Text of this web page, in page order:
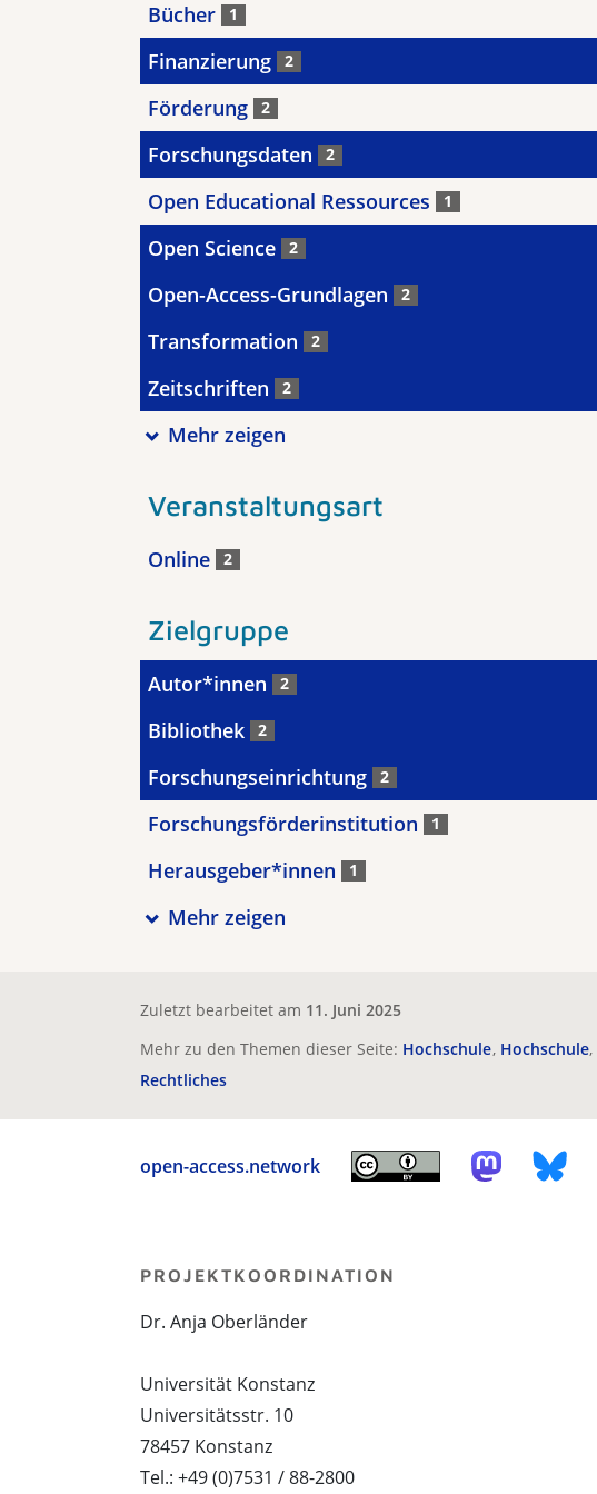
Bücher 1
Finanzierung 2
Förderung 2
Forschungsdaten 2
Open Educational Ressources 1
Open Science 2
Open-Access-Grundlagen 2
Transformation 2
Zeitschriften 2
Mehr zeigen
Veranstaltungsart
Online 2
Zielgruppe
Autor*innen 2
Bibliothek 2
Forschungseinrichtung 2
Forschungsförderinstitution 1
Herausgeber*innen 1
Mehr zeigen
Zuletzt bearbeitet am 11. Juni 2025
Mehr zu den Themen dieser Seite: Hochschule Hochschule
Rechtliches
open-access.network
PROJEKTKOORDINATION
Dr. Anja Oberländer
Universität Konstanz
Universitätsstr. 10
78457 Konstanz
Tel.: +49 (0)7531 / 88-2800